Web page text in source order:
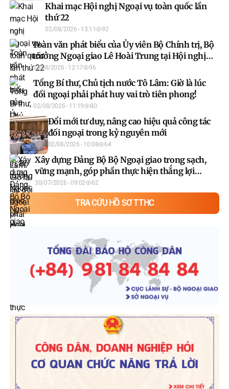
Khai mạc Hội nghị Ngoại vụ toàn quốc lần
thứ 22
02/08/2026 - 13:11 92
Toàn văn phát biểu của Ủy viên Bộ Chính trị, Bộ
trưởng Ngoại giao Lê Hoài Trung tại Hội nghị
Ngoại giao 33
02/08/2026 - 12:17 96
Tổng Bí thư, Chủ tịch nước Tô Lâm: Giờ là lúc
đối ngoại phải phát huy vai trò tiên phong!
02/08/2026 - 11:19 80
Đổi mới tư duy, nâng cao hiệu quả công tác
đối ngoại trong kỷ nguyên mới
02/08/2026 - 10:08 64
Xây dựng Đảng Bộ Bộ Ngoại giao trong sạch,
vững mạnh, góp phần thực hiện thắng lợi
nhiệm vụ trọng yếu, thường xuyên của đối
ngoại trong kỷ nguyên mới
30/07/2026 - 09:02 62
TRA CỨU HỒ SƠ TTHC